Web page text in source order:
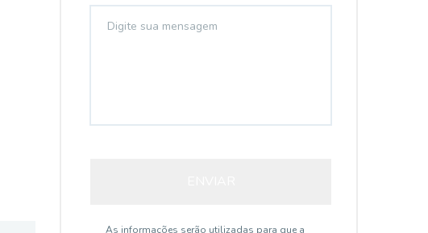
As informações serão utilizadas para que a